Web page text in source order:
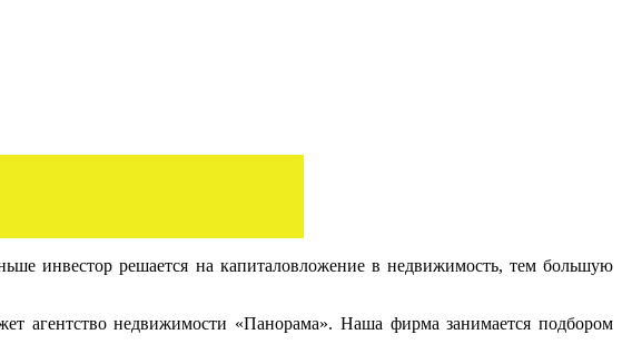
инвестор решается на капиталовложение в недвижимость, тем большую
агентство недвижимости «Панорама». Наша фирма занимается подбором